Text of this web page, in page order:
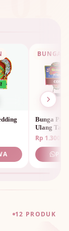
BUNGA
Bunga
Ulang
Unik
Rp
12 PRODUK